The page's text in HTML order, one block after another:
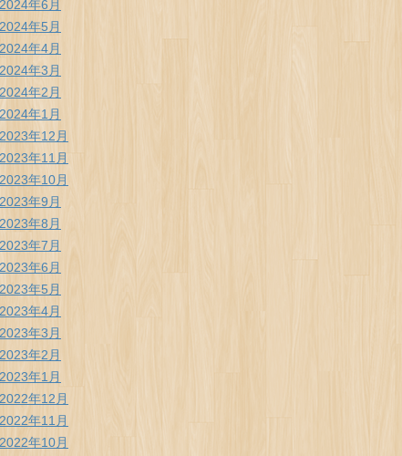
2024年6月
2024年5月
2024年4月
2024年3月
2024年2月
2024年1月
2023年12月
2023年11月
2023年10月
2023年9月
2023年8月
2023年7月
2023年6月
2023年5月
2023年4月
2023年3月
2023年2月
2023年1月
2022年12月
2022年11月
2022年10月